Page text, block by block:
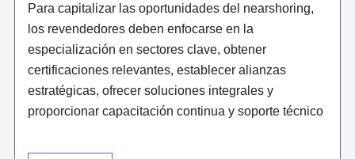
Para capitalizar las oportunidades del nearshoring,
los revendedores deben enfocarse en la
especialización en sectores clave, obtener
certificaciones relevantes, establecer alianzas
estratégicas, ofrecer soluciones integrales y
proporcionar capacitación continua y soporte técnico